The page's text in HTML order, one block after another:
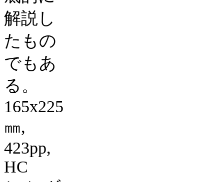
解説し
たもの
でもあ
る。
165x225
㎜,
423pp,
HC